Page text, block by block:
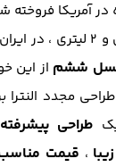
در آمریکا
پیشرانه‌ی ۱.۸ لیتری و
ششم از این
طراحی مجدد
طراحی
، قیمت